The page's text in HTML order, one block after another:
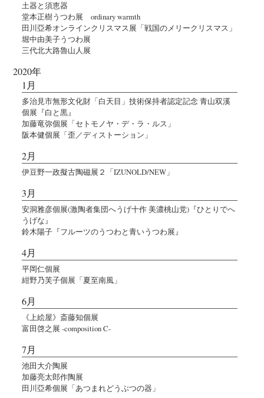
土器と須恵器
堂本正樹うつわ展 ordinary warmth
田川亞希オンラインクリスマス展「戦国のメリークリスマス」
堀中由美子うつわ展
三代北大路魯山人展
2020年
1月
多治見市無形文化財「白天目」技術保持者認定記念 青山双溪
個展『白と黒』
加藤竜弥個展「セトモノヤ・デ・ラ・ルス」
阪本健個展「歪／ディストーション」
2月
伊豆野一政擬古陶磁展２「IZUNOLD/NEW」
3月
安洞雅彦個展(激陶者集団へうげ十作 美濃桃山党)『ひとりでへ
うげな』
鈴木陽子『フルーツのうつわと青いうつわ展』
4月
平岡仁個展
紺野乃芙子個展「夏至南風」
6月
《上絵屋》斎藤知個展
富田啓之展 -composition C-
7月
池田大介陶展
加藤亮太郎作陶展
田川亞希個展「あつまれどうぶつの器」